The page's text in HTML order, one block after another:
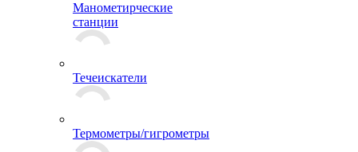
Манометирческие
станции
Течеискатели
Термометры/гигрометры